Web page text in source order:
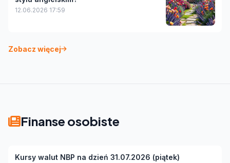
12.06.2026 17:59
Zobacz więcej
Finanse osobiste
Kursy walut NBP na dzień 31.07.2026 (piątek)